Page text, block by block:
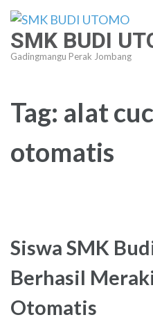
Lompat
konten
(Tekan
SMK BUDI
Gadingmangu Perak Jombang
Tag: alat
otomatis
Siswa SMK
Berhasil
Otomatis